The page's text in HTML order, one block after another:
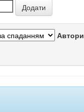
Автори